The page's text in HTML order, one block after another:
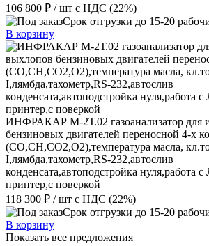
106 800 ₽ / шт с НДС (22%)
Срок отгрузки до 15-20
В корзину
ИНФРАКАР М-2Т.02 газоанализатор для
бензиновых двигателей переносной 4-х
(CO,CH,СО2,О2),температура масла,
I,лямбда,тахометр,RS-232,автослив
конденсата,автоподстройка нуля,работа
принтер,с поверкой
118 300 ₽ / шт с НДС (22%)
Срок отгрузки до 15-20
В корзину
Показать все предложения